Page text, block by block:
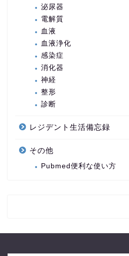
泌尿器
電解質
血液
血液浄化
感染症
消化器
神経
整形
診断
レジデント生活備忘録
その他
Pubmed便利な使い方